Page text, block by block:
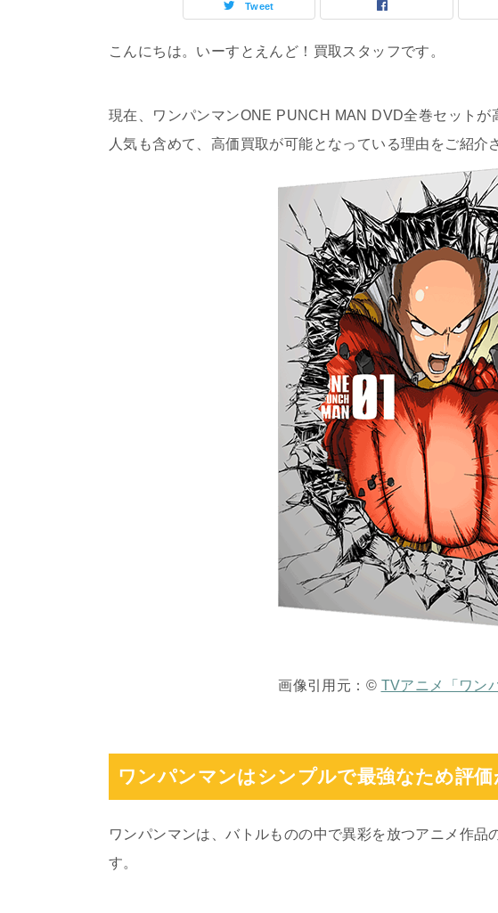
Tweet
こんにちは。いーすとえんど！買取スタッフです。
現在、ワンパンマンONE PUNCH MAN DVD全巻セット
人気も含めて、高価買取が可能となっている理由をご紹介
画像引用元：© TVアニメ「ワン
ワンパンマンはシンプルで最強なため評価
ワンパンマンは、バトルものの中で異彩を放つアニメ作品
す。